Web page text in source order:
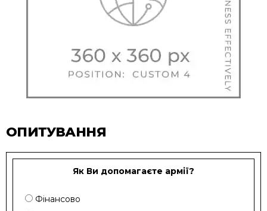
ОПИТУВАННЯ
Як Ви допомагаєте армії?
Фінансово